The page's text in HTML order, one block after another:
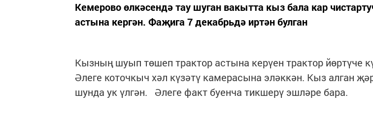
Кемерово өлкәсендә тау шуган вакытта кыз бала кар
астына кергән. Фаҗига 7 декабрьдә иртән булган
Кызның шуып төшеп трактор астына керүен трактор йөртүче
Әлеге коточкыч хәл күзәтү камерасына эләккән. Кыз алган
шунда ук үлгән. Әлеге факт буенча тикшерү эшләре бара.